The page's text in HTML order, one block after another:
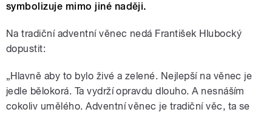
symbolizuje mimo jiné naději.
Na tradiční adventní věnec nedá František Hlubocký
dopustit:
„Hlavně aby to bylo živé a zelené. Nejlepší na věnec je
jedle bělokorá. Ta vydrží opravdu dlouho. A nesnáším
cokoliv umělého. Adventní věnec je tradiční věc, ta se